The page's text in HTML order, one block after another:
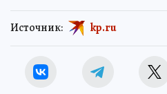
Источник: kp.ru